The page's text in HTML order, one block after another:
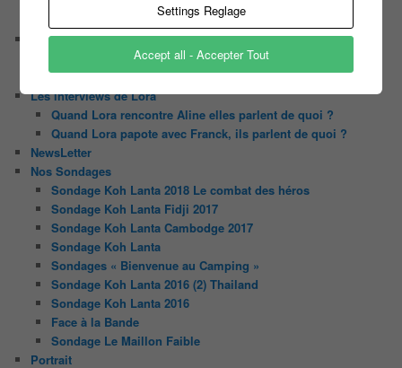
Serge le candidat qui a peur du noir.
Les coulisses des jeux
Les caméras d’un jeu plateau
Un plateau de jeu télévisé coûte cher, mais pourquoi ?
Les interviews de Lora
Quand Lora rencontre Aline elles parlent de quoi ?
Quand Lora papote avec Franck, ils parlent de quoi ?
NewsLetter
Nos Sondages
Sondage Koh Lanta 2018 Le combat des héros
Sondage Koh Lanta Fidji 2017
Sondage Koh Lanta Cambodge 2017
Sondage Koh Lanta
Sondages « Bienvenue au Camping »
Sondage Koh Lanta 2016 (2) Thailand
Sondage Koh Lanta 2016
Face à la Bande
Sondage Le Maillon Faible
Portrait
Settings Reglage
Accept all - Accepter Tout